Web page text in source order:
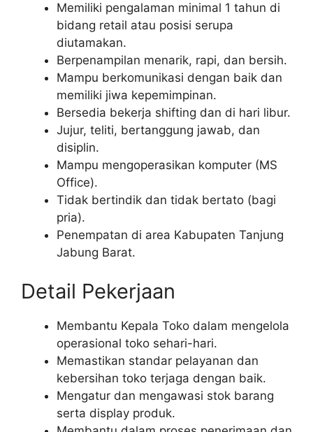
Memiliki pengalaman minimal 1 tahun di
bidang retail atau posisi serupa
diutamakan.
Berpenampilan menarik, rapi, dan bersih.
Mampu berkomunikasi dengan baik dan
memiliki jiwa kepemimpinan.
Bersedia bekerja shifting dan di hari libur.
Jujur, teliti, bertanggung jawab, dan
disiplin.
Mampu mengoperasikan komputer (MS
Office).
Tidak bertindik dan tidak bertato (bagi
pria).
Penempatan di area Kabupaten Tanjung
Jabung Barat.
Detail Pekerjaan
Membantu Kepala Toko dalam mengelola
operasional toko sehari-hari.
Memastikan standar pelayanan dan
kebersihan toko terjaga dengan baik.
Mengatur dan mengawasi stok barang
serta display produk.